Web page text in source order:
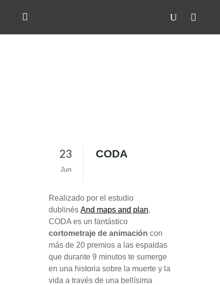
23
Jun
CODA
Realizado por el estudio
dublinés And maps and plan,
CODA es un fantástico
cortometraje de animación con
más de 20 premios a las espaldas
que durante 9 minutos te sumerge
en una historia sobre la muerte y la
vida a través de una bellísima